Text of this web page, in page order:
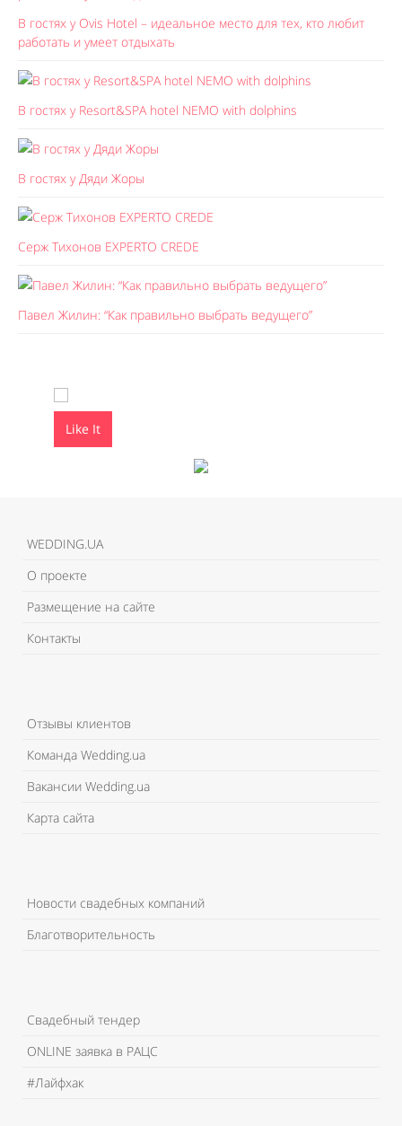
В гостях у Ovis Hotel – идеальное место для тех, кто любит
работать и умеет отдыхать
В гостях у Resort&SPA hotel NEMO with dolphins
В гостях у Дяди Жоры
Серж Тихонов EXPERTO CREDE
Павел Жилин: “Как правильно выбрать ведущего”
Like It
WEDDING.UA
О проекте
Размещение на сайте
Контакты
Отзывы клиентов
Команда Wedding.ua
Вакансии Wedding.ua
Карта сайта
Новости свадебных компаний
Благотворительность
Свадебный тендер
ONLINE заявка в РАЦС
#Лайфхак